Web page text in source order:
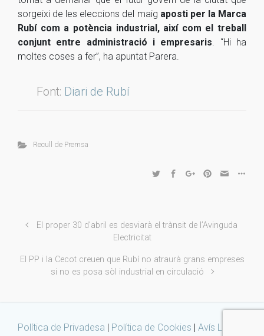
sorgeixi de les eleccions del maig aposti per la Marca
Rubí com a potència industrial, així com el treball
conjunt entre administració i empresaris. “Hi ha
moltes coses a fer”, ha apuntat Parera.
Font: Diari de Rubí
Recull de Premsa
El proper 30 d’abril es desviarà el trànsit de l’Avinguda
Electricitat
El PP i la Cecot creuen que Rubí no atraurà grans empreses
si no es posa sòl industrial en circulació
Política de Privadesa | Política de Cookies | Avís Legal